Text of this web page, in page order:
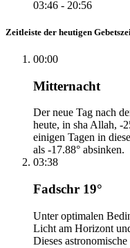
03:46 - 20:56
Zeitleiste der heutigen
00:00
Mitternacht
Der neue Tag nach
heute, in sha Allah, -
einigen Tagen in
als -17.88° absinken.
03:38
Fadschr 19°
Unter optimalen
Licht am Horizont
Dieses